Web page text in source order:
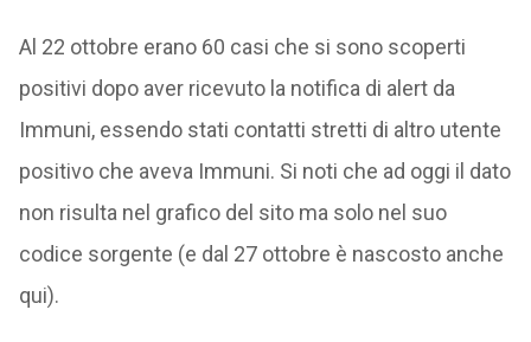
Al 22 ottobre erano 60 casi che si sono scoperti
positivi dopo aver ricevuto la notifica di alert da
Immuni, essendo stati contatti stretti di altro utente
positivo che aveva Immuni. Si noti che ad oggi il dato
non risulta nel grafico del sito ma solo nel suo
codice sorgente (e dal 27 ottobre è nascosto anche
qui).